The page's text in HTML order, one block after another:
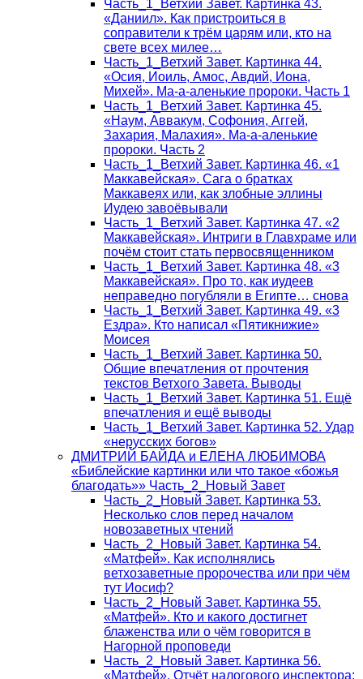
Часть_1_Ветхий Завет. Картинка 43.
«Даниил». Как пристроиться в
соправители к трём царям или, кто на
свете всех милее…
Часть_1_Ветхий Завет. Картинка 44.
«Осия, Иоиль, Амос, Авдий, Иона,
Михей». Ма-а-аленькие пророки. Часть 1
Часть_1_Ветхий Завет. Картинка 45.
«Наум, Аввакум, Софония, Аггей,
Захария, Малахия». Ма-а-аленькие
пророки. Часть 2
Часть_1_Ветхий Завет. Картинка 46. «1
Маккавейская». Сага о братках
Маккавеях или, как злобные эллины
Иудею завоёвывали
Часть_1_Ветхий Завет. Картинка 47. «2
Маккавейская». Интриги в Главхраме или
почём стоит стать первосвященником
Часть_1_Ветхий Завет. Картинка 48. «3
Маккавейская». Про то, как иудеев
неправедно погубляли в Египте… снова
Часть_1_Ветхий Завет. Картинка 49. «3
Ездра». Кто написал «Пятикнижие»
Моисея
Часть_1_Ветхий Завет. Картинка 50.
Общие впечатления от прочтения
текстов Ветхого Завета. Выводы
Часть_1_Ветхий Завет. Картинка 51. Ещё
впечатления и ещё выводы
Часть_1_Ветхий Завет. Картинка 52. Удар
«нерусских богов»
ДМИТРИЙ БАЙДА и ЕЛЕНА ЛЮБИМОВА
«Библейские картинки или что такое «божья
благодать»» Часть_2_Новый Завет
Часть_2_Новый Завет. Картинка 53.
Несколько слов перед началом
новозаветных чтений
Часть_2_Новый Завет. Картинка 54.
«Матфей». Как исполнялись
ветхозаветные пророчества или при чём
тут Иосиф?
Часть_2_Новый Завет. Картинка 55.
«Матфей». Кто и какого достигнет
блаженства или о чём говорится в
Нагорной проповеди
Часть_2_Новый Завет. Картинка 56.
«Матфей». Отчёт налогового инспектора: